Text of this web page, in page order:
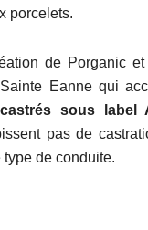
porcelets.
de Porganic
Eanne qui
sous label
pas de
type de conduite.